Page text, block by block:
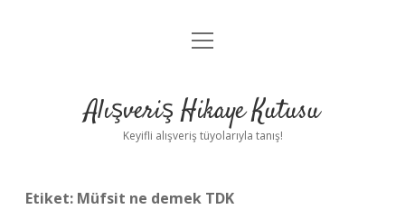
Anasayfa
Yasal Uyarı
menüyü
Alışveriş Hikaye Kutusu
Keyifli alışveriş tüyolarıyla tanış!
Etiket: Müfsit ne demek TDK